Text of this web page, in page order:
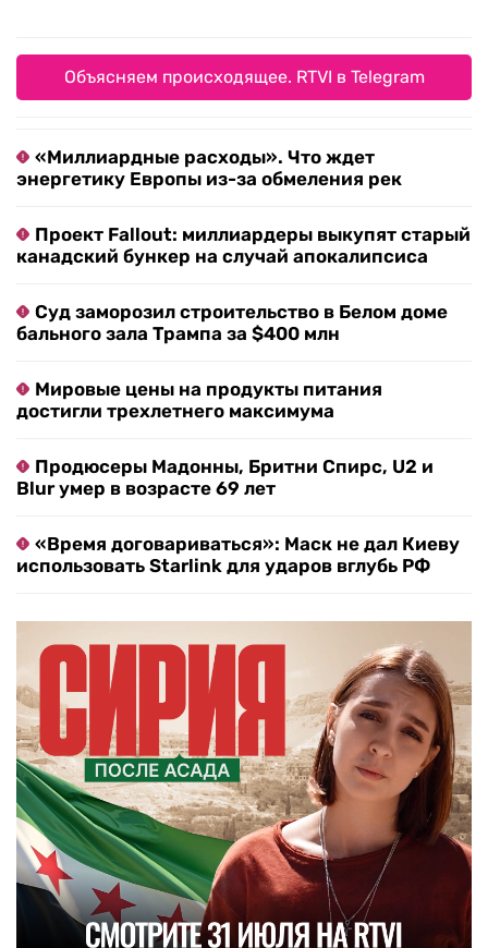
Объясняем происходящее. RTVI в Telegram
«Миллиардные расходы». Что ждет
энергетику Европы из-за обмеления рек
Проект Fallout: миллиардеры выкупят старый
канадский бункер на случай апокалипсиса
Суд заморозил строительство в Белом доме
бального зала Трампа за $400 млн
Мировые цены на продукты питания
достигли трехлетнего максимума
Продюсеры Мадонны, Бритни Спирс, U2 и
Blur умер в возрасте 69 лет
«Время договариваться»: Маск не дал Киеву
использовать Starlink для ударов вглубь РФ